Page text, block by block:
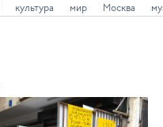
культура мир Москва